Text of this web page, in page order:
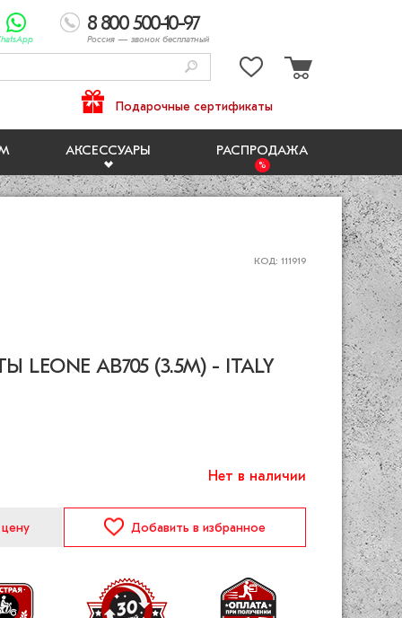
8 800 500-10-97
Россия — звонок бесплатный
АКСЕССУАРЫ РАСПРОДАЖА
Подарочные сертификаты
КОД: 111919
AB705 (3.5M) - ITALY
Нет в наличии
Добавить в избранное